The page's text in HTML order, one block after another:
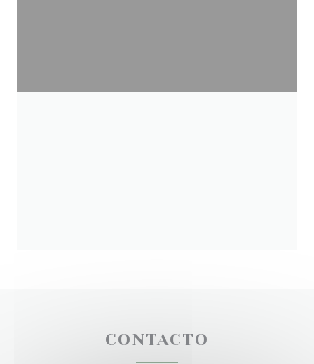
CONTACTO